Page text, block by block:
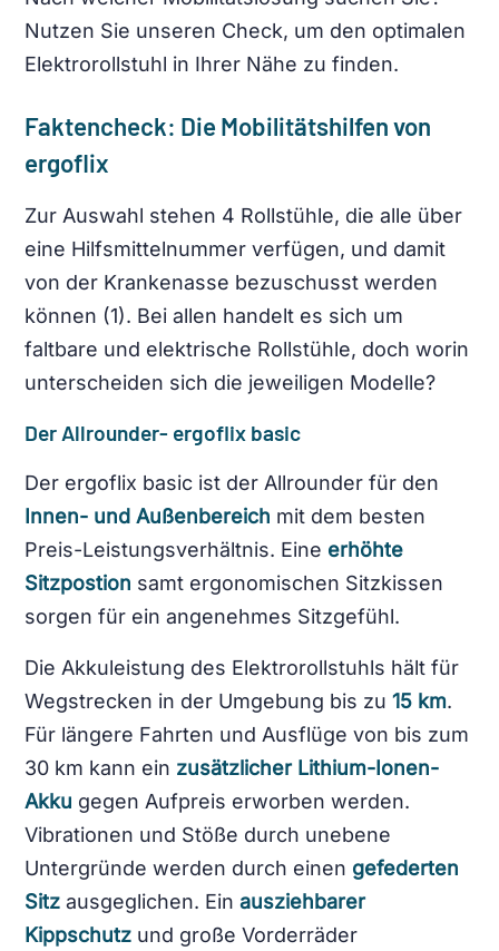
Nutzen Sie unseren Check, um den optimalen
Elektrorollstuhl in Ihrer Nähe zu finden.
Faktencheck: Die Mobilitätshilfen von
ergoflix
Zur Auswahl stehen 4 Rollstühle, die alle über
eine Hilfsmittelnummer verfügen, und damit
von der Krankenasse bezuschusst werden
können (1). Bei allen handelt es sich um
faltbare und elektrische Rollstühle, doch worin
unterscheiden sich die jeweiligen Modelle?
Der Allrounder- ergoflix basic
Der ergoflix basic ist der Allrounder für den
Innen- und Außenbereich mit dem besten
Preis-Leistungsverhältnis. Eine erhöhte
Sitzpostion samt ergonomischen Sitzkissen
sorgen für ein angenehmes Sitzgefühl.
Die Akkuleistung des Elektrorollstuhls hält für
Wegstrecken in der Umgebung bis zu15 km.
Für längere Fahrten und Ausflüge von bis zum
30 km kann ein zusätzlicher Lithium-Ionen-
Akku gegen Aufpreis erworben werden.
Vibrationen und Stöße durch unebene
Untergründe werden durch einen gefederten
Sitz ausgeglichen. Einausziehbarer
Kippschutz und große Vorderräder